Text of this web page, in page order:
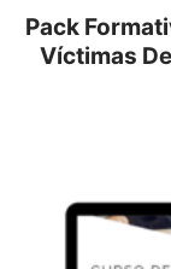
Pack
Víctimas